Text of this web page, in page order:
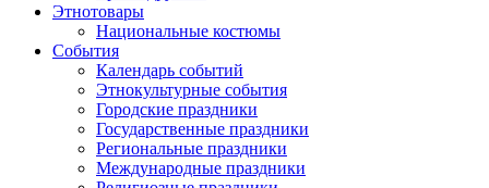
Этнотовары
Национальные костюмы
События
Календарь событий
Этнокультурные события
Городские праздники
Государственные праздники
Региональные праздники
Международные праздники